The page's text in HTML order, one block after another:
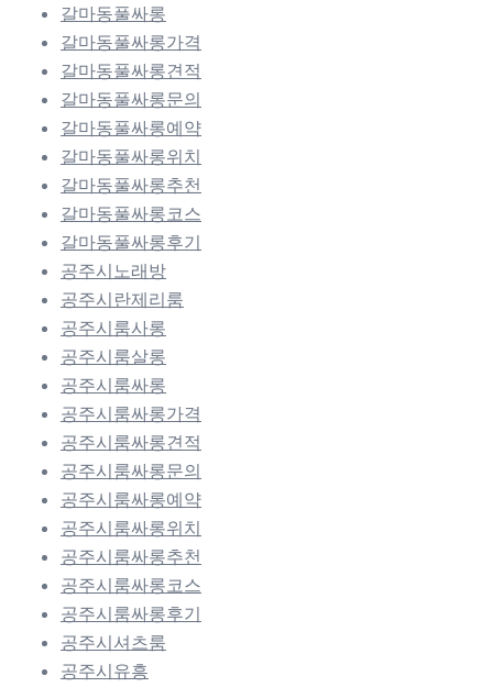
갈마동풀싸롱
갈마동풀싸롱가격
갈마동풀싸롱견적
갈마동풀싸롱문의
갈마동풀싸롱예약
갈마동풀싸롱위치
갈마동풀싸롱추천
갈마동풀싸롱코스
갈마동풀싸롱후기
공주시노래방
공주시란제리룸
공주시룸사롱
공주시룸살롱
공주시룸싸롱
공주시룸싸롱가격
공주시룸싸롱견적
공주시룸싸롱문의
공주시룸싸롱예약
공주시룸싸롱위치
공주시룸싸롱추천
공주시룸싸롱코스
공주시룸싸롱후기
공주시셔츠룸
공주시유흥